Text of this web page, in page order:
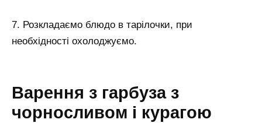
7. Розкладаємо блюдо в тарілочки, при
необхідності охолоджуємо.
Варення з гарбуза з
чорносливом і курагою